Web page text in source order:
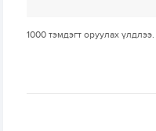
1000 тэмдэгт оруулах үлдлээ.